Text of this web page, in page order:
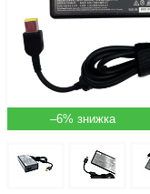
–6%